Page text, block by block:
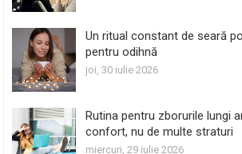
Un ritual constant de seară
pentru odihnă
joi, 30 iulie 2026
Rutina pentru zborurile lungi
confort, nu de multe straturi
miercuri, 29 iulie 2026